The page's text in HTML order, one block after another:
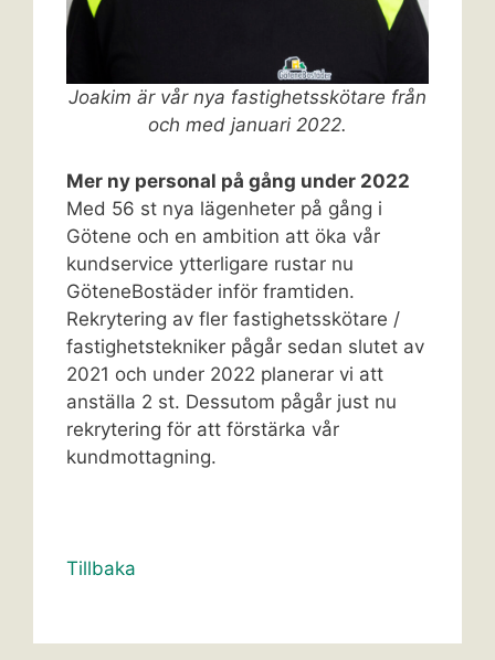
Joakim är vår nya fastighetsskötare från
och med januari 2022.
Mer ny personal på gång under 2022
Med 56 st nya lägenheter på gång i
Götene och en ambition att öka vår
kundservice ytterligare rustar nu
GöteneBostäder inför framtiden.
Rekrytering av fler fastighetsskötare /
fastighetstekniker pågår sedan slutet av
2021 och under 2022 planerar vi att
anställa 2 st. Dessutom pågår just nu
rekrytering för att förstärka vår
kundmottagning.
Tillbaka